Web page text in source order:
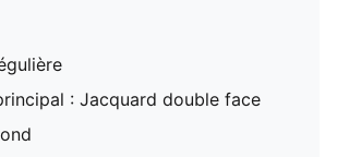
: Jacquard double face